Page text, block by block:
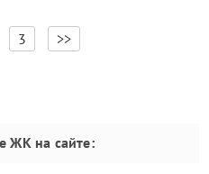
3 >>
ЖК на сайте: